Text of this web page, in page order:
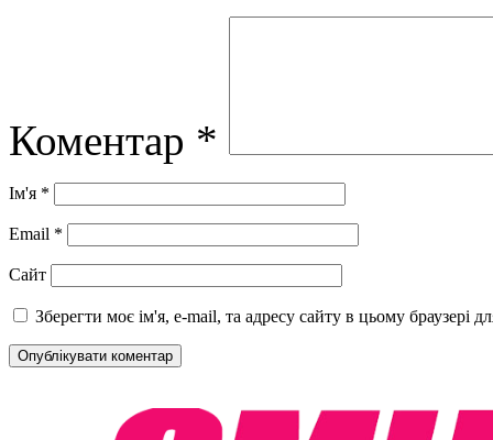
Коментар *
Ім'я *
Email *
Сайт
Зберегти моє ім'я, e-mail, та адресу сайту в цьому браузері